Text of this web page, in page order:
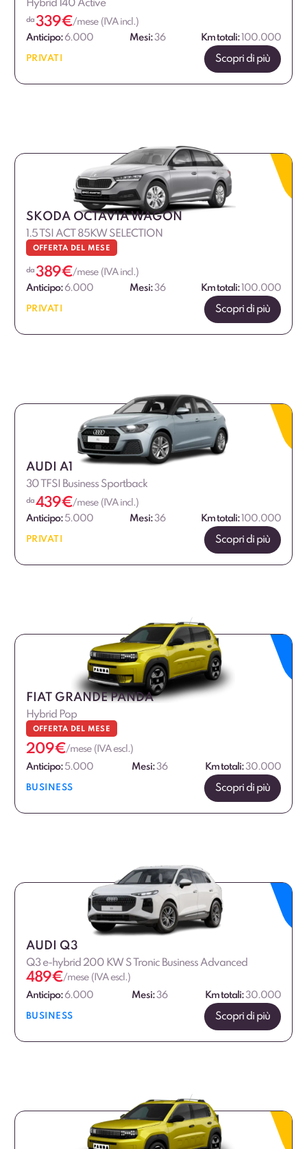
Hybrid 140 Active
da 339€/mese (IVA incl.)
Anticipo: 6.000 Mesi:36 Km totali: 100.000
PRIVATI Scopri di più
SKODA OCTAVIA WAGON
1.5 TSI ACT 85KW SELECTION
OFFERTA DEL MESE
da 389€/mese (IVA incl.)
Anticipo: 6.000 Mesi:36 Km totali: 100.000
PRIVATI Scopri di più
AUDI A1
30 TFSI Business Sportback
da 439€/mese (IVA incl.)
Anticipo: 5.000 Mesi:36 Km totali: 100.000
PRIVATI Scopri di più
FIAT GRANDE PANDA
Hybrid Pop
OFFERTA DEL MESE
209€/mese (IVA escl.)
Anticipo:5.000 Mesi:36 Km totali:30.000
BUSINESS Scopri di più
AUDI Q3
Q3 e-hybrid 200 KW S Tronic Business Advanced
489€/mese (IVA escl.)
Anticipo:6.000 Mesi:36 Km totali:30.000
BUSINESS Scopri di più